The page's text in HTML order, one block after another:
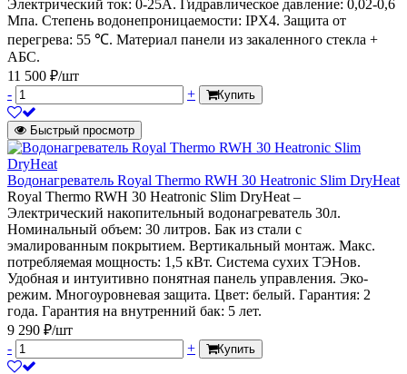
Электрический ток: 0-25А. Гидравлическое давление: 0,02-0,6
Мпа. Степень водонепроницаемости: IPX4. Защита от
перегрева: 55 ℃. Материал панели из закаленного стекла +
АБС.
11 500 ₽/шт
-
+ Купить
Быстрый просмотр
Водонагреватель Royal Thermo RWH 30 Heatronic Slim DryHeat
Royal Thermo RWH 30 Heatronic Slim DryHeat –
Электрический накопительный водонагреватель 30л.
Номинальный объем: 30 литров. Бак из стали с
эмалированным покрытием. Вертикальный монтаж. Макс.
потребляемая мощность: 1,5 кВт. Система сухих ТЭНов.
Удобная и интуитивно понятная панель управления. Эко-
режим. Многоуровневая защита. Цвет: белый. Гарантия: 2
года. Гарантия на внутренний бак: 5 лет.
9 290 ₽/шт
-
+ Купить